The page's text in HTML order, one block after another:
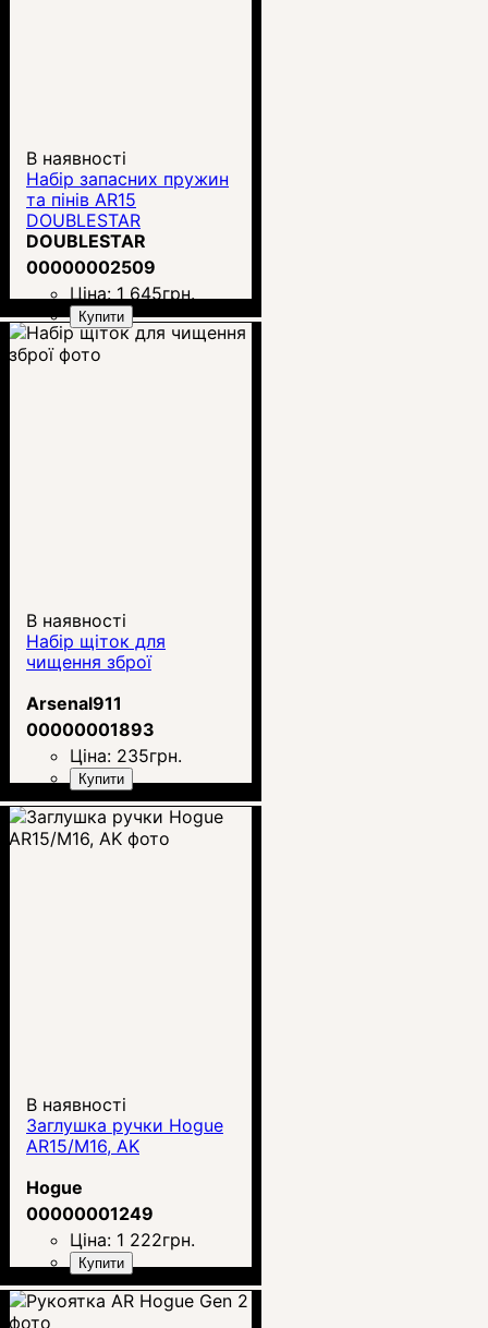
В наявності
Набір запасних пружин
та пінів AR15
DOUBLESTAR
DOUBLESTAR
00000002509
Ціна: 1 645грн.
Купити
В наявності
Набір щіток для
чищення зброї
Arsenal911
00000001893
Ціна: 235грн.
Купити
В наявності
Заглушка ручки Hogue
AR15/M16, AK
Hogue
00000001249
Ціна: 1 222грн.
Купити